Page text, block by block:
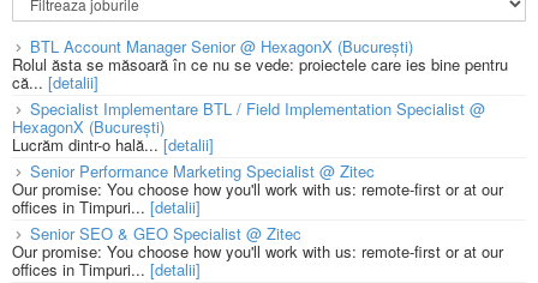
BTL Account Manager Senior @ HexagonX (București)
Rolul ăsta se măsoară în ce nu se vede: proiectele care ies bine pentru
că... [detalii]
Specialist Implementare BTL / Field Implementation Specialist @
HexagonX (București)
Lucrăm dintr-o hală...[detalii]
Senior Performance Marketing Specialist @ Zitec
Our promise: You choose how you'll work with us: remote-first or at our
offices in Timpuri... [detalii]
Senior SEO & GEO Specialist @ Zitec
Our promise: You choose how you'll work with us: remote-first or at our
offices in Timpuri... [detalii]